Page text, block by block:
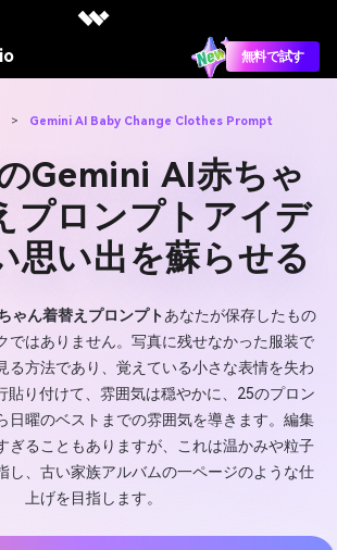
無料で試す
> Gemini AI Baby Change Clothes Prompt
Gemini AI赤ちゃ
プロンプトアイデ
思い出を蘇らせる
ゃん着替えプロンプトあなたが保存したもの
ではありません。写真に残せなかった服装で
る方法であり、覚えている小さな表情を失わ
貼り付けて、雰囲気は穏やかに、25のプロン
日曜のベストまでの雰囲気を導きます。編集
ぎることもありますが、これは温かみや粒子
し、古い家族アルバムの一ページのような仕
上げを目指します。